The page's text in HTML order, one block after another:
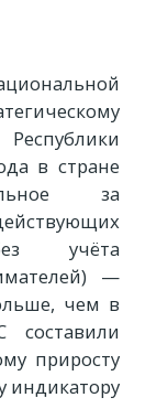
в стране
за
учёта
—
чем в
приросту
индикатору